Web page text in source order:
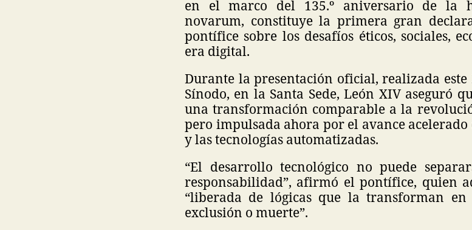
en el marco del 135.º aniversario de la
novarum, constituye la primera gran
pontífice sobre los desafíos éticos, sociales,
era digital.
Durante la presentación oficial, realizada
Sínodo, en la Santa Sede, León XIV aseguró
una transformación comparable a la
pero impulsada ahora por el avance
y las tecnologías automatizadas.
“El desarrollo tecnológico no puede
responsabilidad”, afirmó el pontífice, quien
“liberada de lógicas que la transforman
exclusión o muerte”.